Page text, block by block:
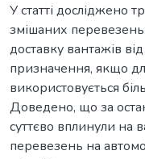
У статті досліджено
змішаних
доставку вантажів
призначення, якщо
використовується
Доведено, що за
суттєво вплинули на
перевезень на